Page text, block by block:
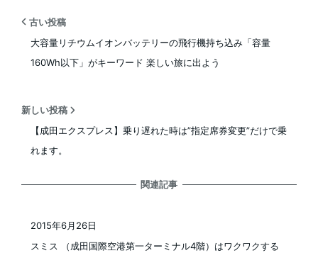
古い投稿
大容量リチウムイオンバッテリーの飛行機持ち込み「容量
160Wh以下」がキーワード 楽しい旅に出よう
新しい投稿
【成田エクスプレス】乗り遅れた時は”指定席券変更”だけで乗
れます。
関連記事
スミス （成田国際空港第一ターミナル4階）はワクワクする
2015年6月26日